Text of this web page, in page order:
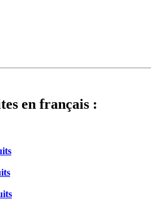
en français :